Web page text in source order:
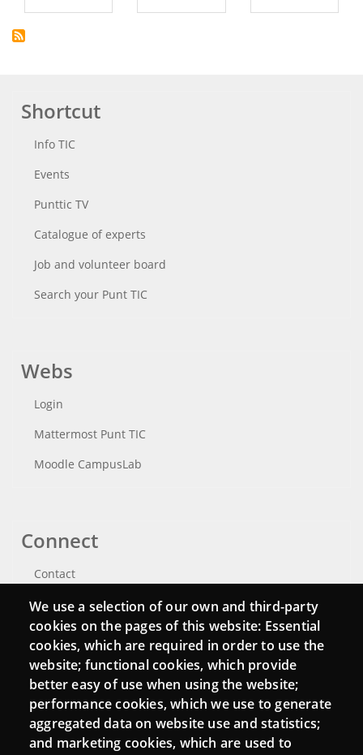
Shortcut
Info TIC
Events
Punttic TV
Catalogue of experts
Job and volunteer board
Search your Punt TIC
Webs
Login
Mattermost Punt TIC
Moodle CampusLab
Connect
Contact
Newsletters
We use a selection of our own and third-party
cookies on the pages of this website: Essential
cookies, which are required in order to use the
website; functional cookies, which provide
better easy of use when using the website;
performance cookies, which we use to generate
aggregated data on website use and statistics;
and marketing cookies, which are used to